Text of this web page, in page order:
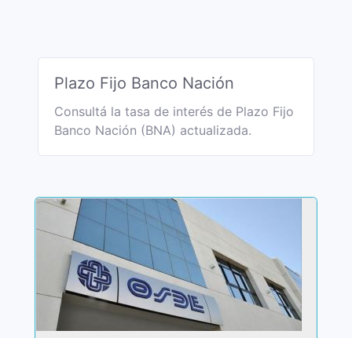
Plazo Fijo Banco Nación
Consultá la tasa de interés de Plazo Fijo
Banco Nación (BNA) actualizada.